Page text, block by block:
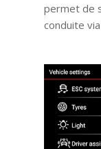
permet de
conduite